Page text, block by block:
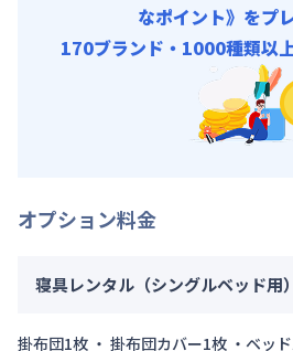
なポイント》をプ
170ブランド・1000種類以
オプション料金
寝具レンタル（シングルベッド用）
掛布団1枚 ・ 掛布団カバー1枚 ・ベッ